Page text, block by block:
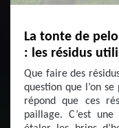
La tonte de
: les résidus
Que faire des
question que l’on
répond que ces
paillage. C’est